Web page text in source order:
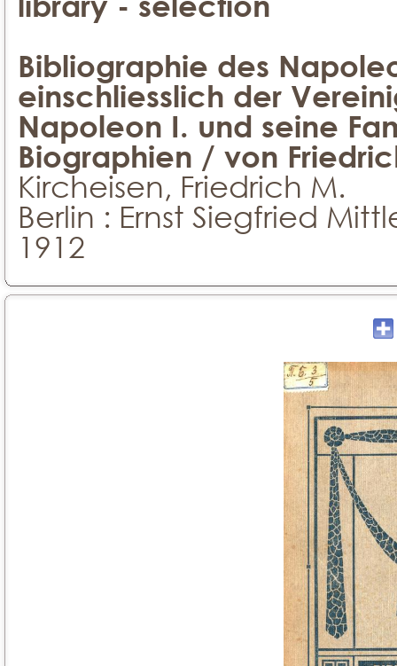
Bibliographie des
einschliesslich der
Napoleon I. und seine
Biographien / von
Kircheisen, Friedrich M.
Berlin : Ernst Siegfried
1912